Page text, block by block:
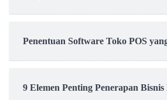
Penentuan Software Toko POS
9 Elemen Penting Penerapan